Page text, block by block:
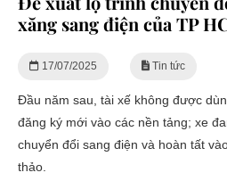
xăng sang điện của TP
17/07/2025 Tin tức
Đầu năm sau, tài xế không được
đăng ký mới vào các nền tảng; xe
chuyển đổi sang điện và hoàn tất
thảo.